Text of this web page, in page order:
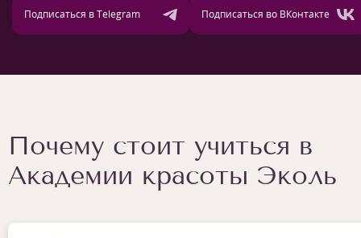
Подписаться в Telegram Подписаться во ВКонтакте
Почему стоит учиться в
Академии красоты Эколь